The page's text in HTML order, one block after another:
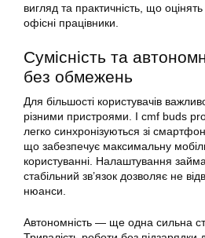
вигляд та практичність, що
офісні працівники.
Сумісність та
без обмежень
Для більшості користувачів
різними пристроями. І cmf buds
легко синхронізуються зі
що забезпечує максимальну
користуванні. Налаштування
стабільний зв’язок дозволяє не
нюанси.
Автономність — ще одна сильна